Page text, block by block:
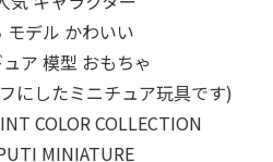
モデル かわいい
ア 模型 おもちゃ
にしたミニチュア玩具です)
COLOR COLLECTION
MINIATURE